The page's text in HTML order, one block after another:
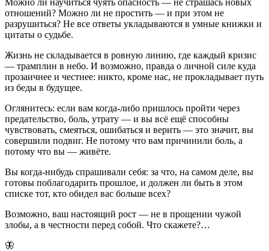
отношений? Можно ли не простить — и при этом не
разрушиться? Не все ответы укладываются в умные книжки и
цитаты о судьбе.
Жизнь не складывается в ровную линию, где каждый кризис
— трамплин в небо. И возможно, правда о личной силе куда
прозаичнее и честнее: никто, кроме нас, не прокладывает путь
из беды в будущее.
Оглянитесь: если вам когда-либо пришлось пройти через
предательство, боль, утрату — и вы всё ещё способны
чувствовать, смеяться, ошибаться и верить — это значит, вы
совершили подвиг. Не потому что вам причинили боль, а
потому что вы — живёте.
Вы когда-нибудь спрашивали себя: за что, на самом деле, вы
готовы поблагодарить прошлое, и должен ли быть в этом
списке тот, кто обидел вас больше всех?
Возможно, ваш настоящий рост — не в прощении чужой
злобы, а в честности перед собой. Что скажете?…
🦋